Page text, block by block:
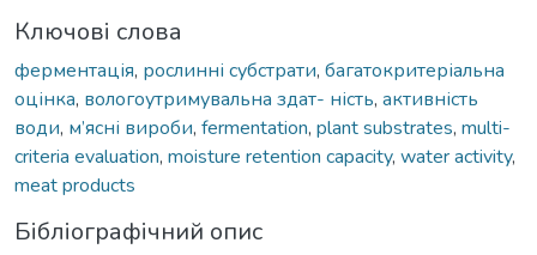
Ключові слова
ферментація, рослинні субстрати, багатокритеріальна
оцінка, вологоутримувальна здат- ність, активність
води, м’ясні вироби, fermentation, plant substrates, multi-
criteria evaluation, moisture retention capacity, water activity,
meat products
Бібліографічний опис